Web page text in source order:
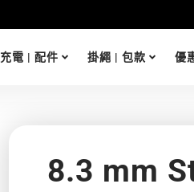
充電 | 配件 掛繩 | 包款 優
8.3 mm